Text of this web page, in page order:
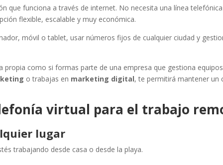
que funciona a través de internet. No necesita una línea
flexible, escalable y muy económica.
móvil o tablet, usar números fijos de cualquier ciudad y
como si formas parte de una empresa que gestiona
o trabajas en marketing digital, te permitirá mantener un
virtual para el trabajo
lugar
trabajando desde casa o desde la playa.